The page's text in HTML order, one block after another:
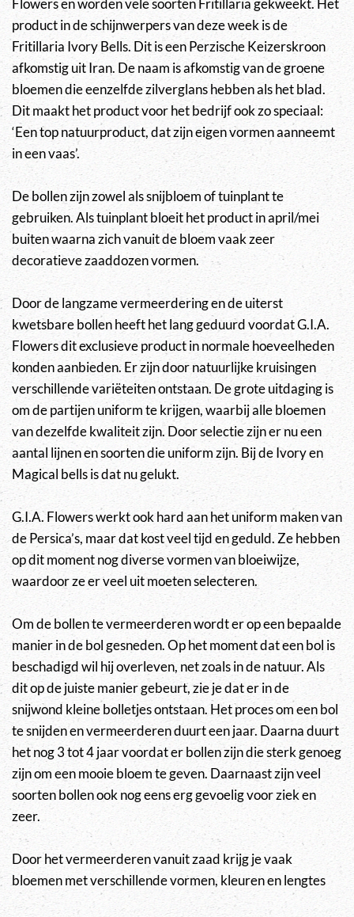
Flowers en worden vele soorten Fritillaria gekweekt. Het
product in de schijnwerpers van deze week is de
Fritillaria Ivory Bells. Dit is een Perzische Keizerskroon
afkomstig uit Iran. De naam is afkomstig van de groene
bloemen die eenzelfde zilverglans hebben als het blad.
Dit maakt het product voor het bedrijf ook zo speciaal:
‘Een top natuurproduct, dat zijn eigen vormen aanneemt
in een vaas’.
De bollen zijn zowel als snijbloem of tuinplant te
gebruiken. Als tuinplant bloeit het product in april/mei
buiten waarna zich vanuit de bloem vaak zeer
decoratieve zaaddozen vormen.
Door de langzame vermeerdering en de uiterst
kwetsbare bollen heeft het lang geduurd voordat G.I.A.
Flowers dit exclusieve product in normale hoeveelheden
konden aanbieden. Er zijn door natuurlijke kruisingen
verschillende variëteiten ontstaan. De grote uitdaging is
om de partijen uniform te krijgen, waarbij alle bloemen
van dezelfde kwaliteit zijn. Door selectie zijn er nu een
aantal lijnen en soorten die uniform zijn. Bij de Ivory en
Magical bells is dat nu gelukt.
G.I.A. Flowers werkt ook hard aan het uniform maken van
de Persica’s, maar dat kost veel tijd en geduld. Ze hebben
op dit moment nog diverse vormen van bloeiwijze,
waardoor ze er veel uit moeten selecteren.
Om de bollen te vermeerderen wordt er op een bepaalde
manier in de bol gesneden. Op het moment dat een bol is
beschadigd wil hij overleven, net zoals in de natuur. Als
dit op de juiste manier gebeurt, zie je dat er in de
snijwond kleine bolletjes ontstaan. Het proces om een bol
te snijden en vermeerderen duurt een jaar. Daarna duurt
het nog 3 tot 4 jaar voordat er bollen zijn die sterk genoeg
zijn om een mooie bloem te geven. Daarnaast zijn veel
soorten bollen ook nog eens erg gevoelig voor ziek en
zeer.
Door het vermeerderen vanuit zaad krijg je vaak
bloemen met verschillende vormen, kleuren en lengtes